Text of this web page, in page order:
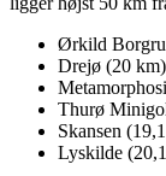
Ørkild
Drejø (20 km)
Thurø
Skansen
Lyskilde